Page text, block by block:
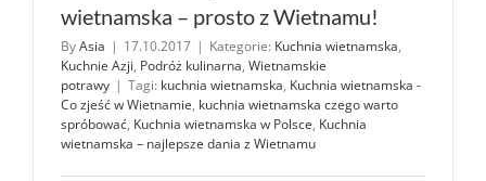
wietnamska – prosto z Wietnamu!
ByAsia | 17.10.2017 | Kategorie: Kuchnia wietnamska,
Kuchnie Azji, Podróż kulinarna, Wietnamskie
potrawy | Tagi: kuchnia wietnamska, Kuchnia wietnamska -
Co zjeść w Wietnamie, kuchnia wietnamska czego warto
spróbować, Kuchnia wietnamska w Polsce, Kuchnia
wietnamska – najlepsze dania z Wietnamu